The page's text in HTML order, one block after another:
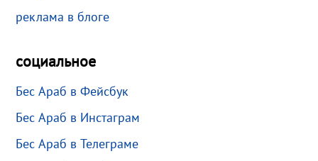
реклама в блоге
социальное
Бес Араб в Фейсбук
Бес Араб в Инстаграм
Бес Араб в Телеграме